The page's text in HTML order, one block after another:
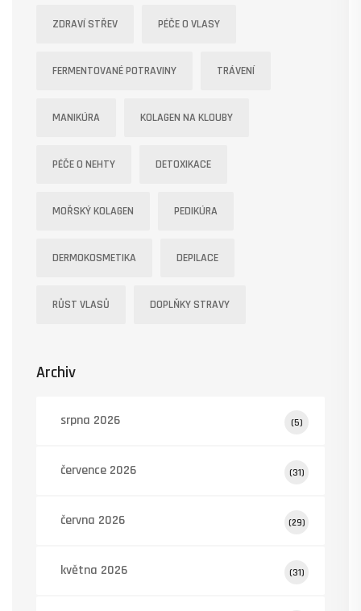
ZDRAVÍ STŘEV PÉČE O VLASY
FERMENTOVANÉ POTRAVINY TRÁVENÍ
MANIKÚRA KOLAGEN NA KLOUBY
PÉČE O NEHTY DETOXIKACE
MOŘSKÝ KOLAGEN PEDIKÚRA
DERMOKOSMETIKA DEPILACE
RŮST VLASŮ DOPLŇKY STRAVY
Archiv
srpna 2026 (5)
července 2026 (31)
června 2026 (29)
května 2026 (31)